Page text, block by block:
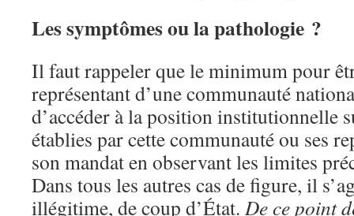
Les symptômes ou la pathologie ?
Il faut rappeler que le minimum pour
représentant d’une communauté
d’accéder à la position institutionnelle
établies par cette communauté ou ses
son mandat en observant les limites
Dans tous les autres cas de figure, il
illégitime, de coup d’État. De ce point